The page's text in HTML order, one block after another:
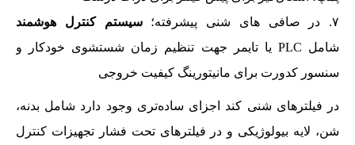
در صافی های شنی پیشرفته؛سیستم کنترل هوشمند
شامل PLC یا تایمر جهت تنظیم زمان شستشوی خودکار و
سنسور کدورت برای مانیتورینگ کیفیت خروجی
در فیلترهای شنی کند اجزای ساده‌تری وجود دارد شامل بدنه،
شن، لایه بیولوژیکی و در فیلترهای تحت فشار تجهیزات کنترل